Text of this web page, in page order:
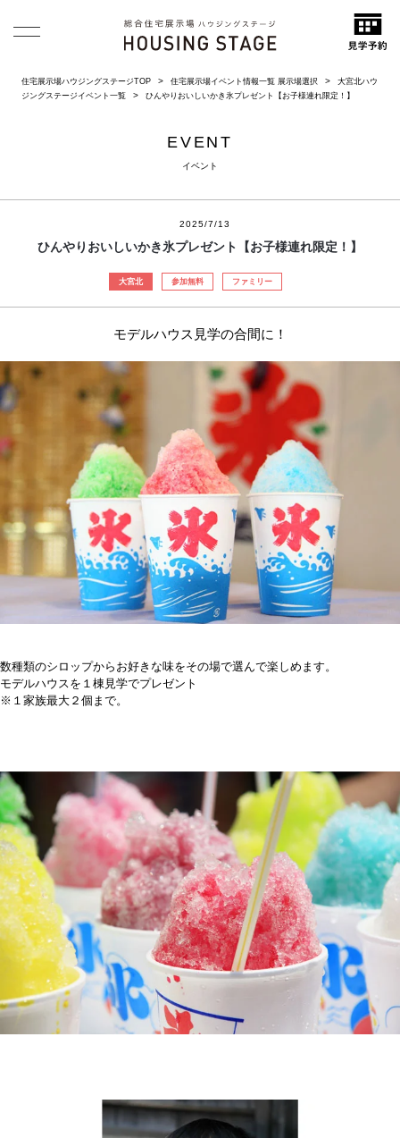
住宅展示場ハウジングステージTOP 住宅展示場イベント情報一覧 展示場選択
大宮北ハウ
ジングステージイベント一覧
ひんやりおいしいかき氷プレゼント【お子様連れ限定！】
EVENT
イベント
2025/7/13
ひんやりおいしいかき氷プレゼント【お子様連れ限定！】
大宮北 参加無料 ファミリー
モデルハウス見学の合間に！
数種類のシロップからお好きな味をその場で選んで楽しめます。
モデルハウスを１棟見学でプレゼント
※１家族最大２個まで。